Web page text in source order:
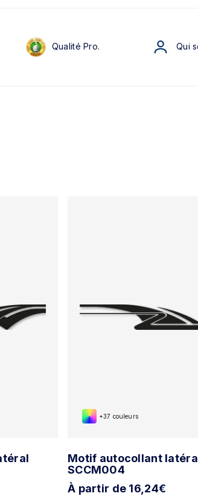
Qualité Pro. Qui
+37 couleurs
Motif autocollant
SCCM004
À partir de 16,24€